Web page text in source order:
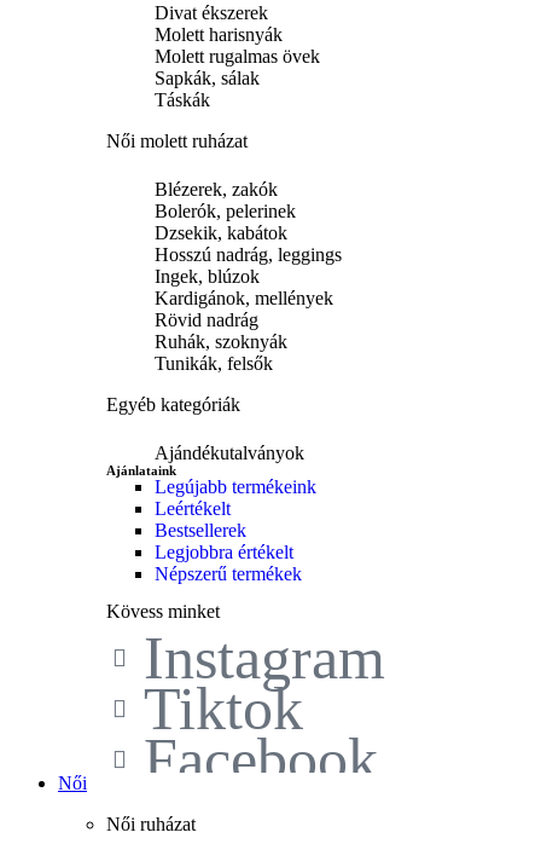
Divat ékszerek
Molett harisnyák
Molett rugalmas övek
Sapkák, sálak
Táskák
Női molett ruházat
Blézerek, zakók
Bolerók, pelerinek
Dzsekik, kabátok
Hosszú nadrág, leggings
Ingek, blúzok
Kardigánok, mellények
Rövid nadrág
Ruhák, szoknyák
Tunikák, felsők
Egyéb kategóriák
Ajándékutalványok
Ajánlataink
Legújabb termékeink
Leértékelt
Bestsellerek
Legjobbra értékelt
Népszerű termékek
Kövess minket
Instagram
Tiktok
Facebook
Női
Női ruházat